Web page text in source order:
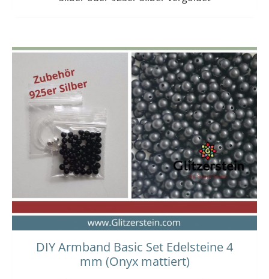
DIY Armband Basic Set Edelsteine 4
mm (Onyx mattiert)
Dieses
Produkt
weist
mehrere
Varianten
auf.
Die
Optionen
können
auf
der
werden
Preisspanne:
14,00 €
bis
15,00 €